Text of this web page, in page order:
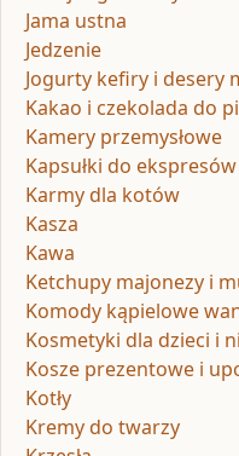
Jama ustna
Jedzenie
Jogurty kefiry i desery
Kakao i czekolada do
Kamery przemysłowe
Kapsułki do ekspresów
Karmy dla kotów
Kasza
Kawa
Ketchupy majonezy i
Komody kąpielowe
Kosmetyki dla dzieci i
Kosze prezentowe i
Kotły
Kremy do twarzy